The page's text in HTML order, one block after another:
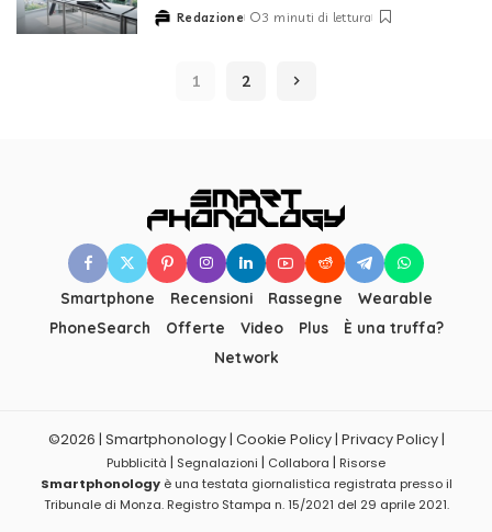
Posted
Redazione 3 minuti di lettura
1 2
Smartphone Recensioni Rassegne
Wearable
PhoneSearch
Offerte Video Plus
È una truffa?
Network
©2026 | Smartphonology | Cookie Policy | Privacy Policy |
Pubblicità | Segnalazioni | Collabora | Risorse
Smartphonologyè una testata giornalistica registrata presso il
Tribunale di Monza. Registro Stampa n. 15/2021 del 29 aprile 2021.